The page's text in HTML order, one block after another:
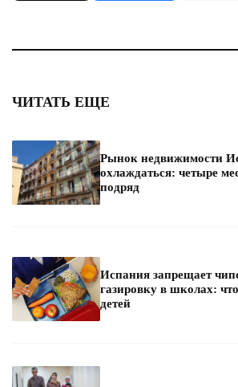
ЧИТАТЬ ЕЩЕ
Рынок недвижимости
охлаждаться: четыре
подряд
Испания запрещает
газировку в школах:
детей